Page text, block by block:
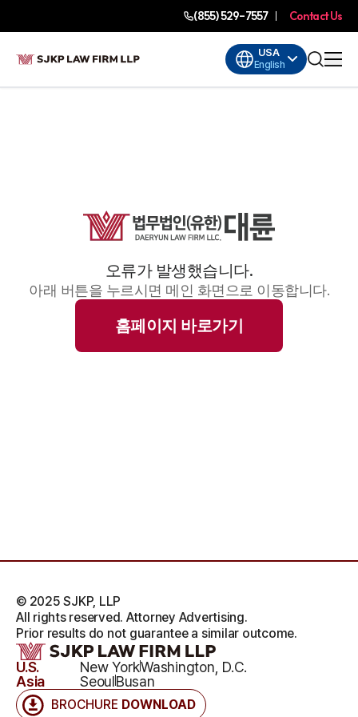
(855) 529-7557 Contact Us
USA
English
오류가 발생했습니다.
아래 버튼을 누르시면 메인 화면으로 이동합니다.
홈페이지 바로가기
BROCHURE DOWNLOAD
U.S. New YorkWashington, D.C.
Asia
SeoulBusan
© 2025 SJKP, LLP
All rights reserved. Attorney Advertising.
Prior results do not guarantee a similar outcome.